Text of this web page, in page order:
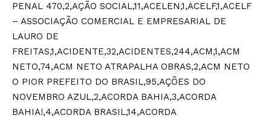
PENAL 470,2,AÇÃO SOCIAL,11,ACELEN,1,ACELF,1,ACELF
– ASSOCIAÇÃO COMERCIAL E EMPRESARIAL DE
LAURO DE
FREITAS,1,ACIDENTE,32,ACIDENTES,244,ACM,1,ACM
NETO,74,ACM NETO ATRAPALHA OBRAS,2,ACM NETO
O PIOR PREFEITO DO BRASIL,95,AÇÕES DO
NOVEMBRO AZUL,2,ACORDA BAHIA,3,ACORDA
BAHIA!,4,ACORDA BRASIL,14,ACORDA